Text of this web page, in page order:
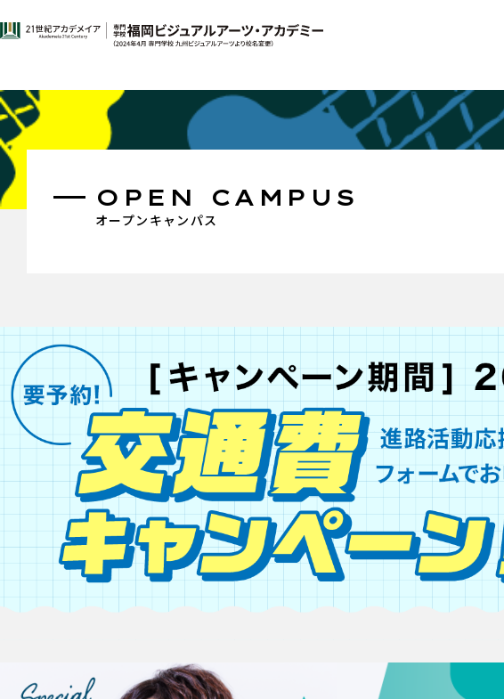
オープンキャンパス
OPEN CAMPUS